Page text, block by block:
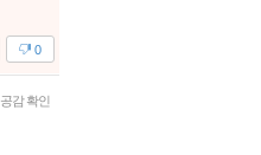
0
공감 확인